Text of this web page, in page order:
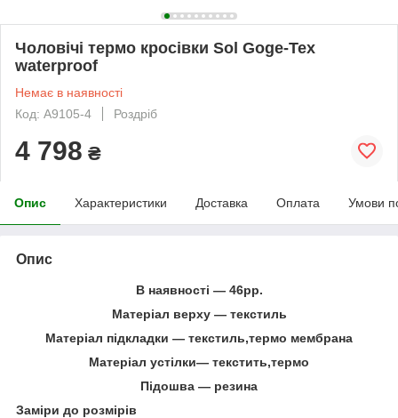
Чоловічі термо кросівки Sol Goge-Tex
waterproof
Немає в наявності
Код: A9105-4
Роздріб
4 798 ₴
Опис Характеристики Доставка Оплата Умови
Опис
В наявності ― 46рр.
Матеріал верху ― текстиль
Матеріал підкладки ― текстиль,термо мембрана
Матеріал устілки― текстить,термо
Підошва ― резина
Заміри до розмірів